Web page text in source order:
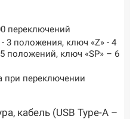
переключений
3 положения, ключ «Z» - 4
положений, ключ «SP» – 6
при переключении
кабель (USB Type-A –